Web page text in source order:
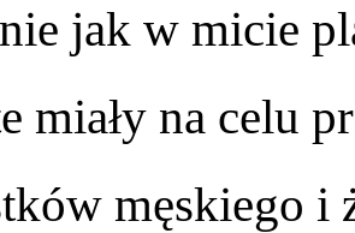
jak w micie
miały na celu
męskiego i